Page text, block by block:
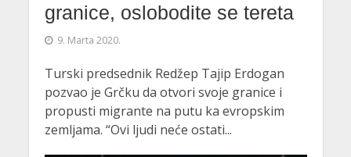
granice, oslobodite se tereta
9. Marta 2020.
Turski predsednik Redžep Tajip Erdogan
pozvao je Grčku da otvori svoje granice i
propusti migrante na putu ka evropskim
zemljama. “Ovi ljudi neće ostati...